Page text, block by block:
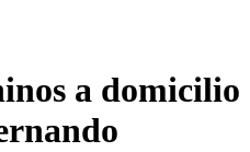
a domicilio